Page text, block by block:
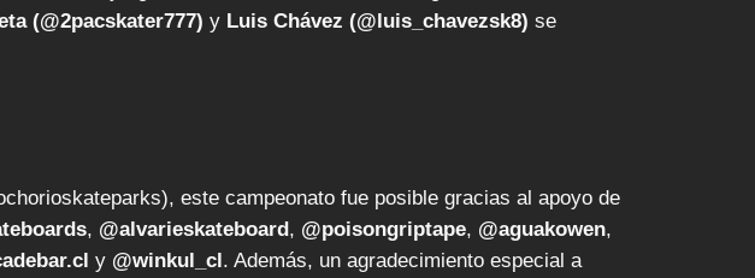
(@2pacskater777) y Luis Chávez (@luis_chavezsk8) se
este campeonato fue posible gracias al apoyo de
, @alvarieskateboard, @poisongriptape, @aguakowen,
y @winkul_cl. Además, un agradecimiento especial a